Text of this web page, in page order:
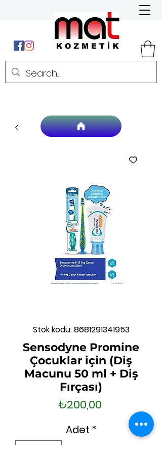
Stok kodu: 8681291341953
Sensodyne Promine
Çocuklar için (Diş
Macunu 50 ml + Diş
Fırçası)
₺200,00Fiyat
Adet *